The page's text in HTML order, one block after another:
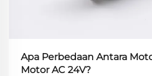
Apa Perbedaan Antara
Motor AC 24V?